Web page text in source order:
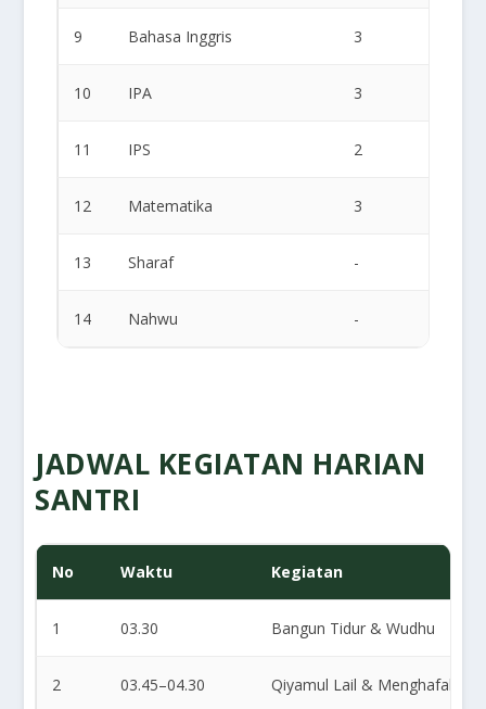
9 Bahasa Inggris 3
10 IPA 3
11 IPS 2
12 Matematika 3
13 Sharaf -
14 Nahwu -
JADWAL KEGIATAN HARIAN
SANTRI
No Waktu Kegiatan
1 03.30 Bangun Tidur & Wudhu
2 03.45–04.30 Qiyamul Lail & Menghafal